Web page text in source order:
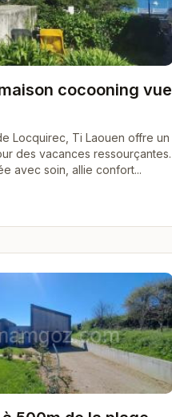
cocooning vue
Locquirec, Ti Laouen offre un
des vacances ressourçantes.
avec soin, allie confort...